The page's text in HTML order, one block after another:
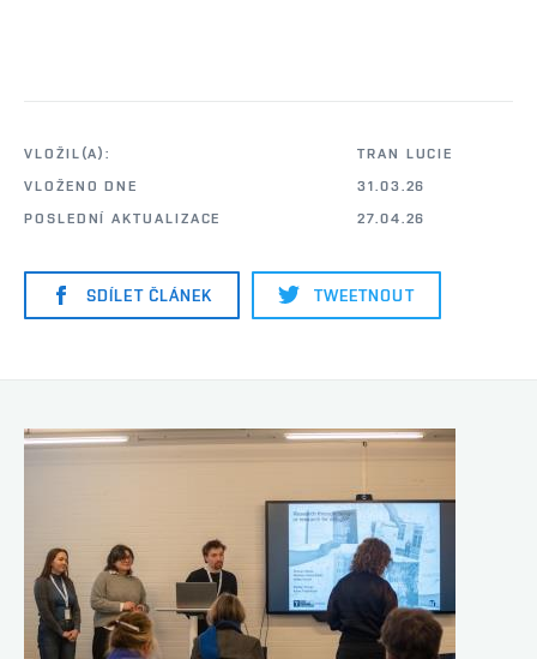
VLOŽIL(A):
TRAN LUCIE
VLOŽENO DNE
31.03.26
POSLEDNÍ AKTUALIZACE
27.04.26
SDÍLET ČLÁNEK TWEETNOUT